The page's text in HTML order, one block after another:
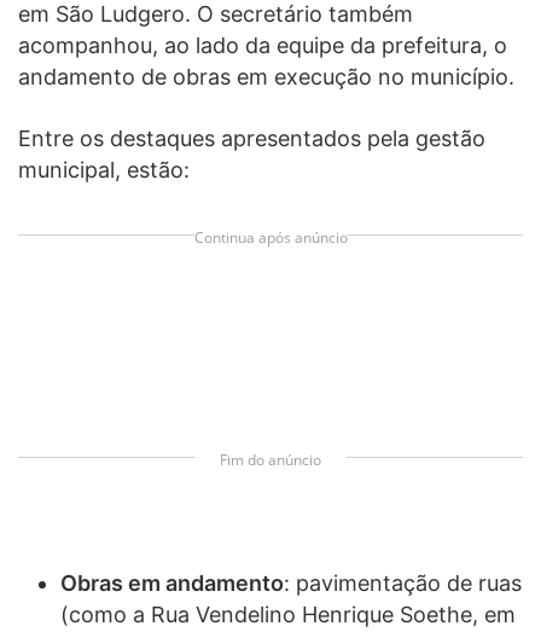
em São Ludgero. O secretário também
acompanhou, ao lado da equipe da prefeitura, o
andamento de obras em execução no município.
Entre os destaques apresentados pela gestão
municipal, estão:
Continua após anúncio
Fim do anúncio
Obras em andamento: pavimentação de ruas
(como a Rua Vendelino Henrique Soethe, em